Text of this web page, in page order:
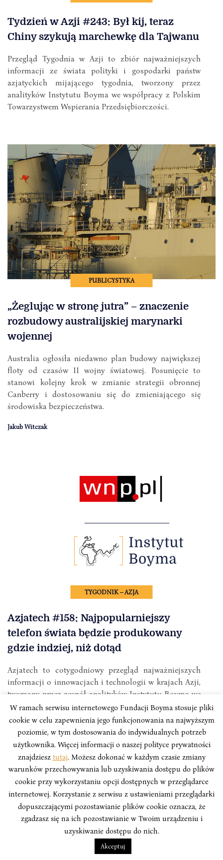
Tydzień w Azji #243: Był kij, teraz
Chiny szykują marchewkę dla Tajwanu
Przegląd Tygodnia w Azji to zbiór najważniejszych
informacji ze świata polityki i gospodarki państw
azjatyckich mijającego tygodnia, tworzony przez
analityków Instytutu Boyma we współpracy z Polskim
Towarzystwem Wspierania Przedsiębiorczości.
PUBLICYSTYKA
„Żeglując w stronę jutra” – znaczenie
rozbudowy australijskiej marynarki
wojennej
Australia ogłosiła niedawno plan budowy największej
floty od czasów II wojny światowej. Posunięcie to
stanowi kolejny krok w zmianie strategii obronnej
Canberry i dostosowaniu się do zmieniającego się
środowiska bezpieczeństwa.
Jakub Witczak
TYGODNIK – AZJA
Azjatech #158: Najpopularniejszy
telefon świata będzie produkowany
gdzie indziej, niż dotąd
Azjatech to cotygodniowy przegląd najważniejszych
informacji o innowacjach i technologii w krajach Azji,
tworzony przez zespół analityków Instytutu Boyma we
współpracy z Polskim Towarzystwem Wspierania
Przedsiębiorczości.
W ramach serwisu internetowego Fundacji Boyma stosuje pliki
cookie w celu zapewnienia jego funkcjonowania na najwyższym
poziomie, w tym dostosowania do indywidualnych potrzeb
użytkownika. Więcej informacji o naszej polityce prywatności
znajdziesz tutaj. Możesz dokonać w każdym czasie zmiany
warunków przechowywania lub uzyskiwania dostępu do plików
cookie przy wykorzystaniu opcji dostępnych w przeglądarce
internetowej. Korzystanie z serwisu z ustawieniami przeglądarki
dopuszczającymi pozostawianie plików cookie oznacza, że
zgadzasz się na ich pozostawianie w Twoim urządzeniu i
uzyskiwanie dostępu do nich.
Akceptuj